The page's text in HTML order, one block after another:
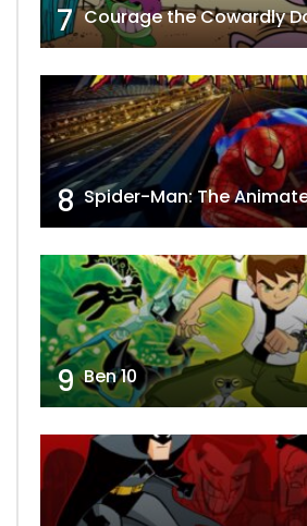
7 Courage the Cowardly
8 Spider-Man: The
9 Ben 10